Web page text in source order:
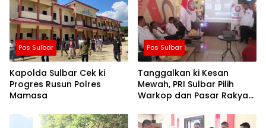
Pos Sulbar
Kapolda Sulbar Cek ki
Progres Rusun Polres
Mamasa
Pos Sulbar
Tanggalkan ki Kesan
Mewah, PRI Sulbar Pilih
Warkop dan Pasar Rakyat